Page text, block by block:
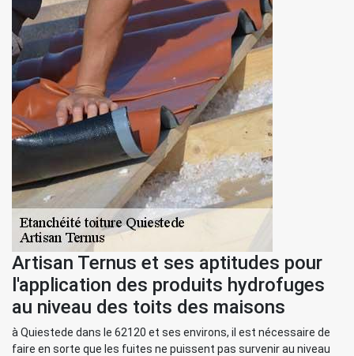
Artisan Ternus et ses aptitudes pour
l'application des produits hydrofuges
au niveau des toits des maisons
à Quiestede dans le 62120 et ses environs, il est nécessaire de
faire en sorte que les fuites ne puissent pas survenir au niveau